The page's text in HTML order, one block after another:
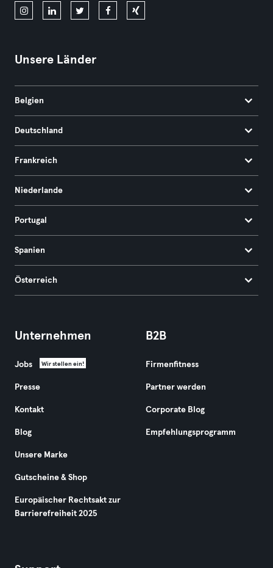
Unsere Länder
Belgien
Deutschland
Frankreich
Niederlande
Portugal
Spanien
Österreich
Unternehmen
Jobs Wir stellen ein!
Presse
Kontakt
Blog
Unsere Marke
Gutscheine & Shop
Europäischer Rechtsakt zur
Barrierefreiheit 2025
B2B
Firmenfitness
Partner werden
Corporate Blog
Empfehlungsprogramm